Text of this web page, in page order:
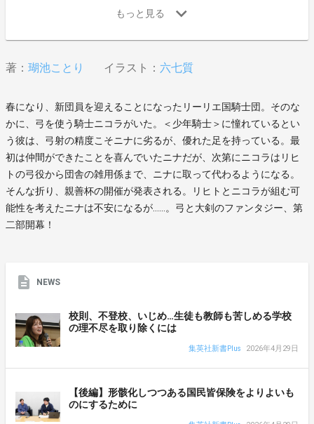
著： 瑚池ことり イラスト： 六七質
春になり、新団員を迎えることになったリーリエ国騎士団。そのな
かに、弓を使う騎士ニコラがいた。＜少年騎士＞に憧れているとい
う彼は、弓射の精度こそニナに劣るが、優れた足を持っている。最
初は仲間ができたことを喜んでいたニナだが、次第にニコラはリヒ
トの弓役から団舎の雑用係まで、ニナに取って代わるようになる。
そんな折り、親善杯の開催が発表される。リヒトとニコラが組む可
能性を考えたニナは不安になるが……。弓と大剣のファンタジー、第
二部開幕！
NEWS
校則、不登校、いじめ…生徒も教師も苦しめる学校
の理不尽を取り除くには
集英社新書Plus 2026年4月29日
【後編】形骸化しつつある国民皆保険をよりよいも
のにするために